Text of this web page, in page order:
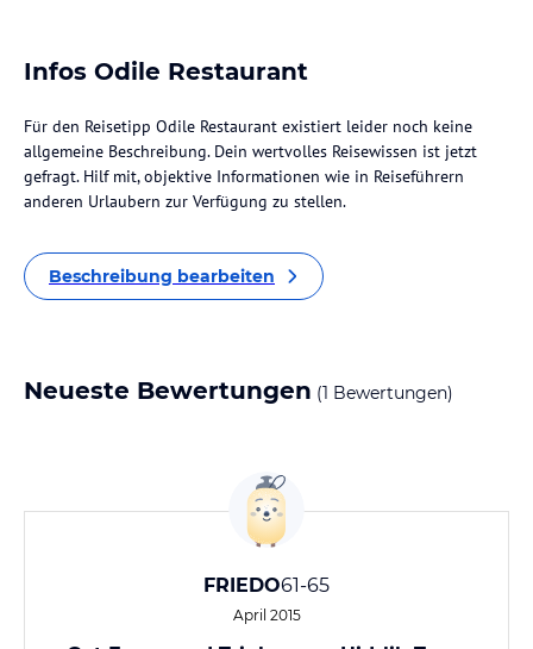
Infos Odile Restaurant
Für den Reisetipp Odile Restaurant existiert leider noch keine
allgemeine Beschreibung. Dein wertvolles Reisewissen ist jetzt
gefragt. Hilf mit, objektive Informationen wie in Reiseführern
anderen Urlaubern zur Verfügung zu stellen.
Beschreibung bearbeiten
Neueste Bewertungen (1 Bewertungen)
FRIEDO61-65
April 2015